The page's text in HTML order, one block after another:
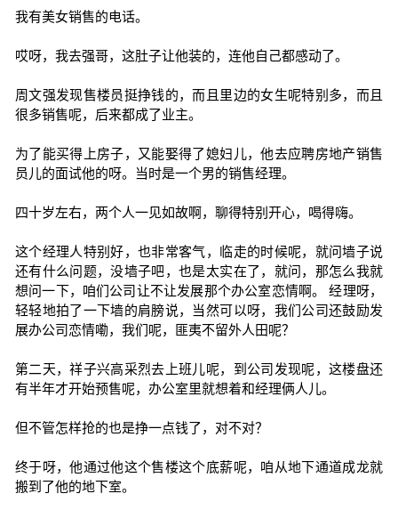
我有美女销售的电话。
哎呀，我去强哥，这肚子让他装的，连他自己都感动了。
周文强发现售楼员挺挣钱的，而且里边的女生呢特别多，而且
很多销售呢，后来都成了业主。
为了能买得上房子，又能娶得了媳妇儿，他去应聘房地产销售
员儿的面试他的呀。当时是一个男的销售经理。
四十岁左右，两个人一见如故啊，聊得特别开心，喝得嗨。
这个经理人特别好，也非常客气，临走的时候呢，就问墙子说
还有什么问题，没墙子吧，也是太实在了，就问，那怎么我就
想问一下，咱们公司让不让发展那个办公室恋情啊。 经理呀，
轻轻地拍了一下墙的肩膀说，当然可以呀，我们公司还鼓励发
展办公司恋情嘞，我们呢，匪夷不留外人田呢？
第二天，祥子兴高采烈去上班儿呢，到公司发现呢，这楼盘还
有半年才开始预售呢，办公室里就想着和经理俩人儿。
但不管怎样抢的也是挣一点钱了，对不对？
终于呀，他通过他这个售楼这个底薪呢，咱从地下通道成龙就
搬到了他的地下室。